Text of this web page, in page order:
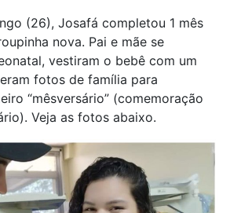
(26), Josafá completou 1 mês
nova. Pai e mãe se
vestiram o bebê com um
fotos de família para
“mêsversário” (comemoração
Veja as fotos abaixo.